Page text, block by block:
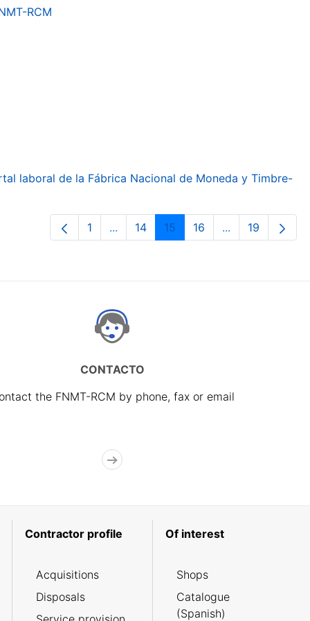
RCM
laboral de la Fábrica Nacional de Moneda y Timbre-
Page
1 ...Intermediate Pages Use TAB to
Page
14 Page
15 Page
16 ...Intermediate
Page
19
CONTACTO
the FNMT-RCM by phone, fax or email
Contractor profile
Acquisitions
Disposals
Of interest
Shops
Catalogue
(Spanish)